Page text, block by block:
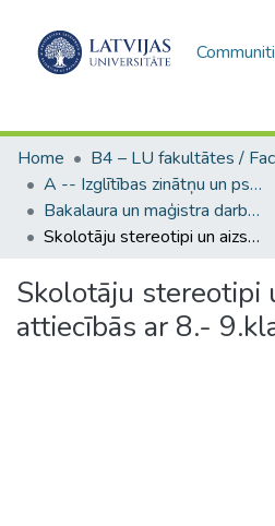
Home
A -- Izglītības zinātņu un psiholoģijas fakultāte / Faculty of Education Sciences and Psychology
Bakalaura un maģistra darbi (PPMF) / Bachelor's and Master's theses
Skolotāju stereotipi un aizspriedumi attiecībās ar 8.- 9.klašu skolēniem
Skolotāju stereotipi
attiecībās ar 8.-